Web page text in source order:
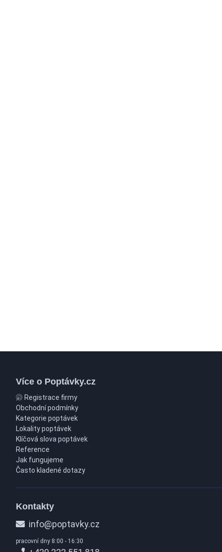
Více o Poptávky.cz
Registrace firmy
Obchodní podmínky
Kategorie poptávek
Lokality poptávek
Klíčová slova poptávek
Reference
Jak fungujeme
Často kladené dotazy
Kontakty
info@poptavky.cz
pracovní dny 8:00 - 16:30